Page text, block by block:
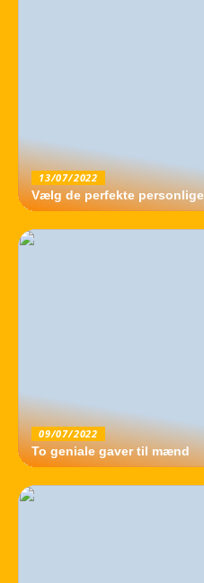
13/07/2022
Vælg de perfekte
09/07/2022
To geniale gaver til mænd